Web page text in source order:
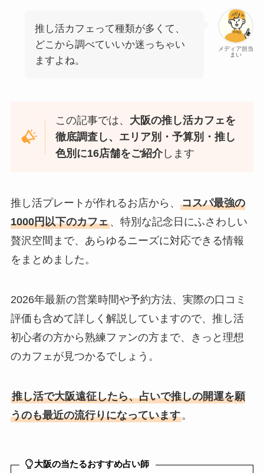
メディア担当
まい
推し活カフェって種類が多くて、
どこから調べていいか迷っちゃい
ますよね。
この記事では、 大阪の推し活カフェを
徹底調査し、エリア別・予算別・推し
色別に16店舗をご紹介します
推し活プレートが作れるお店から、 コスパ最強の
1000円以下のカフェ、特別な記念日にふさわしい
贅沢空間まで、あらゆるニーズに対応できる情報
をまとめました。
2026年最新の営業時間や予約方法、実際の口コミ
評価も含めて詳しく解説していますので、推し活
初心者の方から熟練ファンの方まで、きっと理想
のカフェが見つかるでしょう。
推し活で大阪遠征したら、占いで推しの開運を願
うのも最近の流行りになっています。
大阪の当たるおすすめ占い師